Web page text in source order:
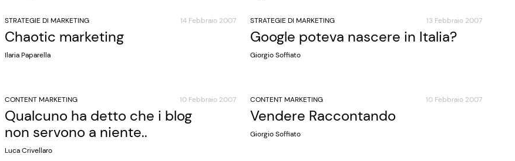
STRATEGIE DI MARKETING 14 Febbraio 2007
Chaotic marketing
Ilaria Paparella
STRATEGIE DI MARKETING 13 Febbraio 2007
Google poteva nascere in Italia?
Giorgio Soffiato
CONTENT MARKETING 10 Febbraio 2007
Qualcuno ha detto che i blog
non servono a niente..
Luca Crivellaro
CONTENT MARKETING 10 Febbraio 2007
Vendere Raccontando
Giorgio Soffiato